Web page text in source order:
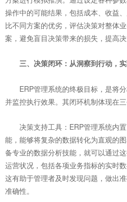
操作中的可能结果，包括成本、收益
比不同方案的优劣，评估决策对整体
案，避免盲目决策带来的损失，提高决
三、决策闭环：从洞察到行动，
ERP管理系统的终极目标，是将分
并监控执行效果。其闭环机制体现在三
决策支持工具：ERP管理系统内置
能，能够将复杂的数据转化为直观的
备专业的数据分析技能，就可以通过
运营状况，包括各项业务指标的实时
这有助于管理者及时发现问题，做出
准确性。